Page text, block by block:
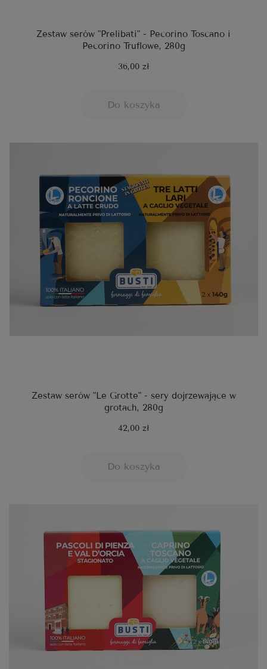
Zestaw serów "Prelibati" - Pecorino Toscano i
Pecorino Truflowe, 280g
36,00 zł
Do koszyka
Zestaw serów "Le Grotte" - sery dojrzewające w
grotach, 280g
42,00 zł
Do koszyka